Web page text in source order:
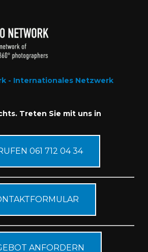
- Internationales Netzwerk
Treten Sie mit uns in
061 712 04 34
ANFORDERN